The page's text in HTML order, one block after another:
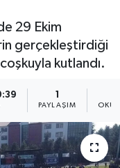
29 Ekim
gerçekleştirdiği
kutlandı.
PAYLAŞIM